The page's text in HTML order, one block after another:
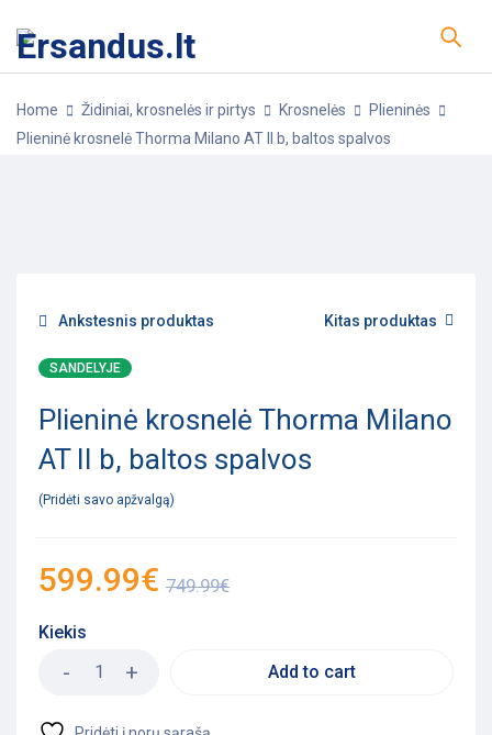
Home Židiniai, krosnelės ir pirtys Krosnelės
Plieninės
Plieninė krosnelė Thorma Milano AT II b, baltos spalvos
Ankstesnis produktas Kitas produktas
SANDELYJE
Plieninė krosnelė Thorma Milano
AT II b, baltos spalvos
Pridėti savo apžvalgą
749.99€
599.99€
Kiekis
Add to cart